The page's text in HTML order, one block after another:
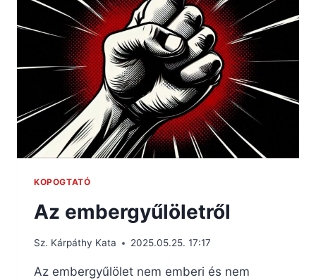
KOPOGTATÓ
Az embergyűlöletről
Sz. Kárpáthy Kata 2025.05.25. 17:17
Az embergyűlölet nem emberi és nem